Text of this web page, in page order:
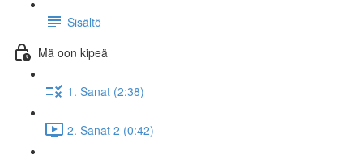
Sisältö
Mä oon kipeä
1. Sanat (2:38)
2. Sanat 2 (0:42)